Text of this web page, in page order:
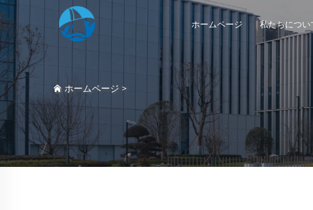
ホームページ 私たちについ
ホームページ >